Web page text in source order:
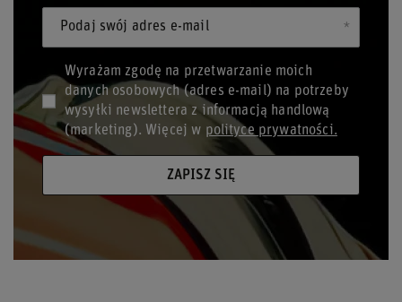
Podaj swój adres e-mail
Wyrażam zgodę na przetwarzanie moich
danych osobowych (adres e-mail) na potrzeby
wysyłki newslettera z informacją handlową
(marketing). Więcej w polityce prywatności.
ZAPISZ SIĘ